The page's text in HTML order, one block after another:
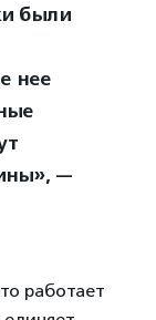
были
нее
—
работает